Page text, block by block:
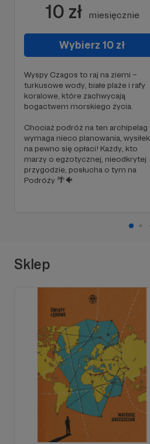
10 zł miesięcznie
Wybierz 10 zł
Wyspy Czagos to raj na ziemi –
turkusowe wody, białe plaże i rafy
koralowe, które zachwycają
bogactwem morskiego życia.
Chociaż podróż na ten archipelag
wymaga nieco planowania, wysiłek
na pewno się opłaci! Każdy, kto
marzy o egzotycznej, nieodkrytej
przygodzie, posłucha o tym na
Podróży 🌴🐠
Sklep